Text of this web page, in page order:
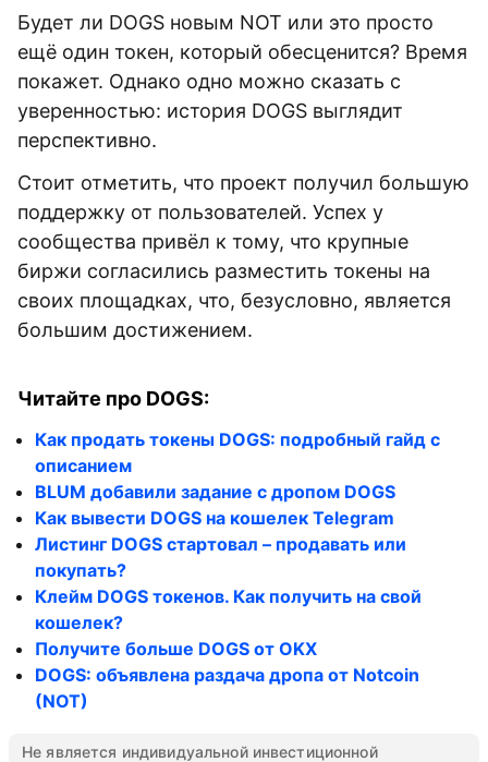
Будет ли DOGS новым NOT или это просто
ещё один токен, который обесценится? Время
покажет. Однако одно можно сказать с
уверенностью: история DOGS выглядит
перспективно.
Стоит отметить, что проект получил большую
поддержку от пользователей. Успех у
сообщества привёл к тому, что крупные
биржи согласились разместить токены на
своих площадках, что, безусловно, является
большим достижением.
Читайте про DOGS:
Как продать токены DOGS: подробный гайд с
описанием
BLUM добавили задание с дропом DOGS
Как вывести DOGS на кошелек Telegram
Листинг DOGS стартовал – продавать или
покупать?
Клейм DOGS токенов. Как получить на свой
кошелек?
Получите больше DOGS от OKX
DOGS: объявлена раздача дропа от Notcoin
(NOT)
Не является индивидуальной инвестиционной